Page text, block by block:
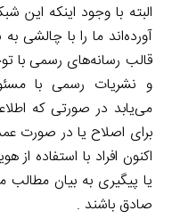
البته با وجود اینکه این
آورده‌اند ما را با چالشی
قالب رسانه‌های رسمی با
و نشریات رسمی با
می‌یابد در صورتی که
برای اصلاح یا در صورت
اکنون افراد با استفاده
یا پیگیری به بیان مطالب
صادق باشند .